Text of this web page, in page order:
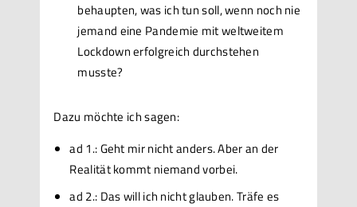
behaupten, was ich tun soll, wenn noch nie
jemand eine Pandemie mit weltweitem
Lockdown erfolgreich durchstehen
musste?
Dazu möchte ich sagen:
ad 1.: Geht mir nicht anders. Aber an der
Realität kommt niemand vorbei.
ad 2.: Das will ich nicht glauben. Träfe es